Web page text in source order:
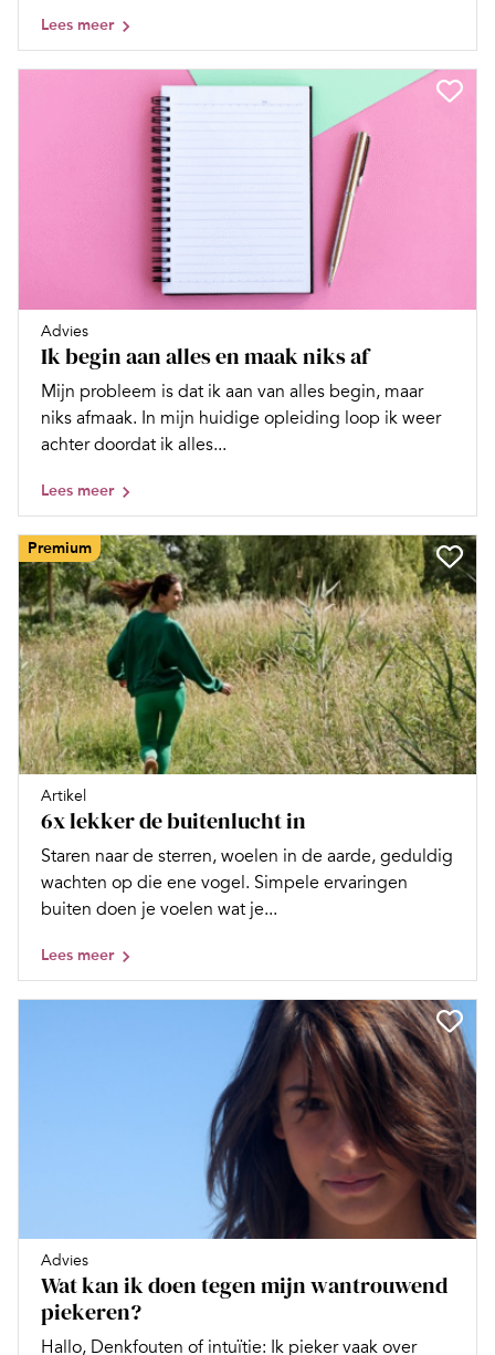
Lees meer
Advies
Ik begin aan alles en maak niks af
Mijn probleem is dat ik aan van alles begin, maar
niks afmaak. In mijn huidige opleiding loop ik weer
achter doordat ik alles...
Lees meer
Premium
Artikel
6x lekker de buitenlucht in
Staren naar de sterren, woelen in de aarde, geduldig
wachten op die ene vogel. Simpele ervaringen
buiten doen je voelen wat je...
Lees meer
Advies
Wat kan ik doen tegen mijn wantrouwend
piekeren?
Hallo, Denkfouten of intuïtie: Ik pieker vaak over